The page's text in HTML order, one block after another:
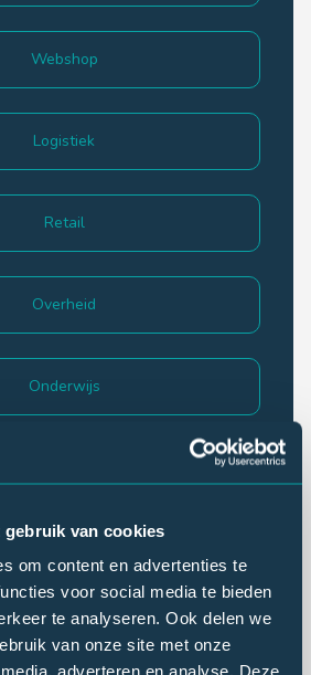
gebruik van cookies
om content en advertenties te
voor social media te bieden
te analyseren. Ook delen we
van onze site met onze
adverteren en analyse. Deze
Webshop
Logistiek
Retail
Overheid
Onderwijs
Leisure